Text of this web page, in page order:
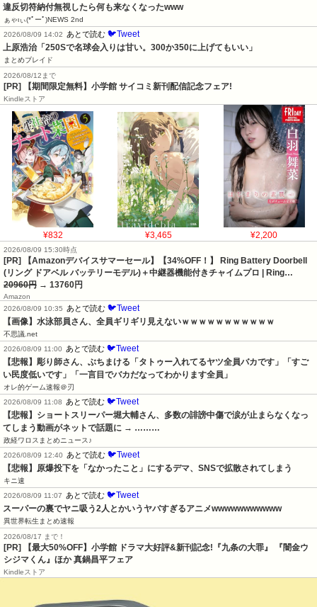
違反切符納付無視したら何も来なくなったwww
ぁゃιぃ(*ﾟーﾟ)NEWS 2nd
2026/08/09 14:02
あとで読む 🐦Tweet
上原浩治「250Sで名球会入りは甘い。300か350に上げてもいい」
まとめブレイド
2026/08/12まで
[PR] 【期間限定無料】小学館 サイコミ新刊配信記念フェア!
Kindleストア
¥832 ¥3,465 ¥2,200
2026/08/09 15:30時点
[PR] 【Amazonデバイスサマーセール】【34%OFF！】 Ring Battery Doorbell
(リング ドアベル バッテリーモデル)＋中継器機能付きチャイムプロ | Ring…
20960円 → 13760円
Amazon
2026/08/09 10:35
あとで読む 🐦Tweet
【画像】水泳部員さん、全員ギリギリ見えないｗｗｗｗｗｗｗｗｗｗｗ
不思議.net
2026/08/09 11:00
あとで読む 🐦Tweet
【悲報】彫り師さん、ぶちまける「タトゥー入れてるヤツ全員バカです」「すご
い民度低いです」「一言目でバカだなってわかります全員」
オレ的ゲーム速報＠刃
2026/08/09 11:08
あとで読む 🐦Tweet
【悲報】ショートスリーパー堀大輔さん、多数の誹謗中傷で涙が止まらなくなっ
てしまう動画がネットで話題に → ………
政経ワロスまとめニュース♪
2026/08/09 12:40
あとで読む 🐦Tweet
【悲報】原爆投下を「なかったこと」にするデマ、SNSで拡散されてしまう
キニ速
2026/08/09 11:07
あとで読む 🐦Tweet
スーパーの裏でヤニ吸う2人とかいうヤバすぎるアニメwwwwwwwwwww
異世界転生まとめ速報
2026/08/17 まで！
[PR] 【最大50%OFF】小学館 ドラマ大好評&新刊記念!『九条の大罪』 『闇金ウ
シジマくん』ほか 真鍋昌平フェア
Kindleストア